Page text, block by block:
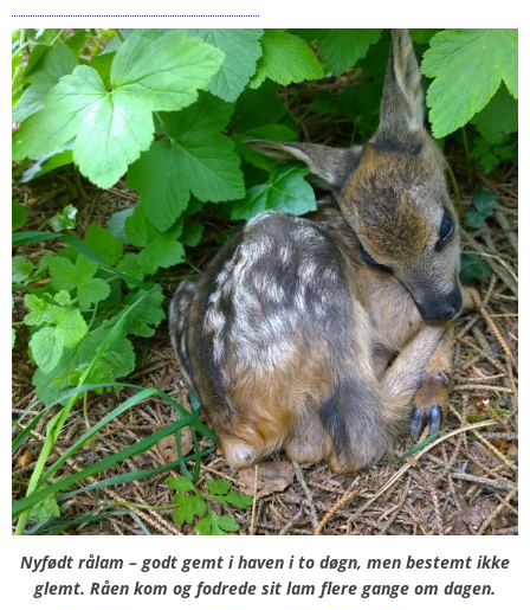
Nyfødt rålam – godt gemt i haven i to døgn, men bestemt ikke
glemt. Råen kom og fodrede sit lam flere gange om dagen.